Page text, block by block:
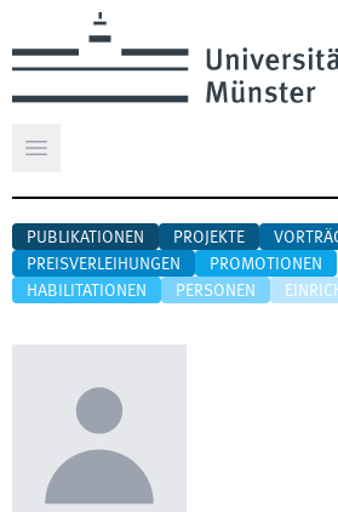
Hauptmenü öffnen
PUBLIKATIONEN PROJEKTE
PREISVERLEIHUNGEN
PROMOTIONEN
HABILITATIONEN
PERSONEN